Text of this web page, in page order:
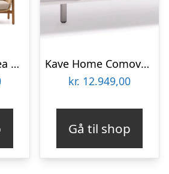
KAVE HOME Galea udendørs 2 pers. sofa, m. armlæn og hynder – syntetisk rattan og teaktræ (170,5cm)
Kave Home Comova udendørs 3-personers sofa hvid aluminium med vand- og UV-resistent Crevin hynder
kr. 12.949,00
Gå til shop